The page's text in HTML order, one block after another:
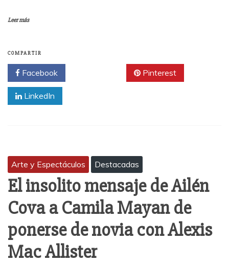
Leer más
COMPARTIR
Facebook Pinterest
LinkedIn
Arte y Espectáculos Destacadas
El insolito mensaje de Ailén
Cova a Camila Mayan de
ponerse de novia con Alexis
Mac Allister